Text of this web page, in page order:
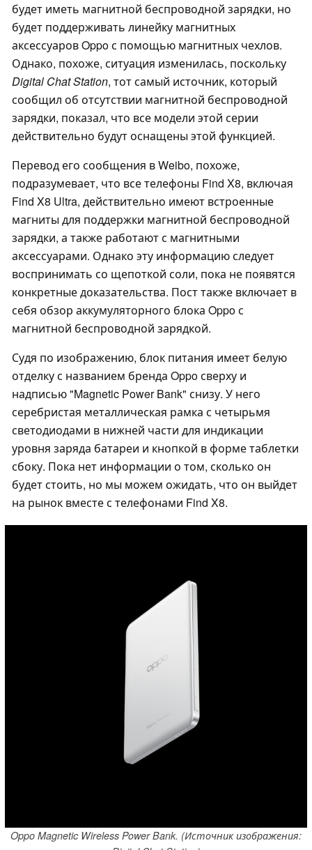
будет иметь магнитной беспроводной зарядки, но
будет поддерживать линейку магнитных
аксессуаров Oppo с помощью магнитных чехлов.
Однако, похоже, ситуация изменилась, поскольку
Digital Chat Station, тот самый источник, который
сообщил об отсутствии магнитной беспроводной
зарядки, показал, что все модели этой серии
действительно будут оснащены этой функцией.
Перевод его сообщения в Weibo, похоже,
подразумевает, что все телефоны Find X8, включая
Find X8 Ultra, действительно имеют встроенные
магниты для поддержки магнитной беспроводной
зарядки, а также работают с магнитными
аксессуарами. Однако эту информацию следует
воспринимать со щепоткой соли, пока не появятся
конкретные доказательства. Пост также включает в
себя обзор аккумуляторного блока Oppo с
магнитной беспроводной зарядкой.
Судя по изображению, блок питания имеет белую
отделку с названием бренда Oppo сверху и
надписью "Magnetic Power Bank" снизу. У него
серебристая металлическая рамка с четырьмя
светодиодами в нижней части для индикации
уровня заряда батареи и кнопкой в форме таблетки
сбоку. Пока нет информации о том, сколько он
будет стоить, но мы можем ожидать, что он выйдет
на рынок вместе с телефонами Find X8.
Oppo Magnetic Wireless Power Bank. (Источник изображения: